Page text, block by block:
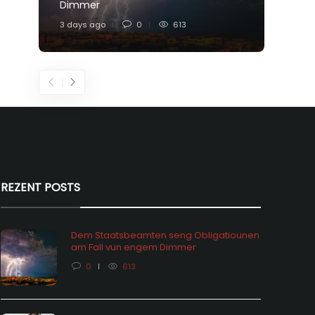
Dimmer
3 days ago 0 613
REZENT POSTS
Dem Staatsbeamten seng Obligatiounen
am Fall vun engem Dimmer
0 613